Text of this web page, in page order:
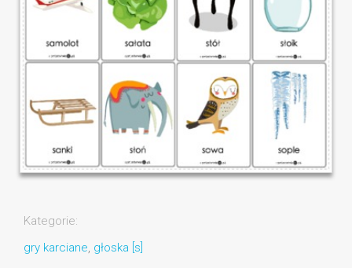
Kategorie:
gry karciane, głoska [s]